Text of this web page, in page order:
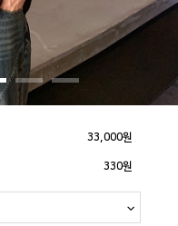
33,000원
330원